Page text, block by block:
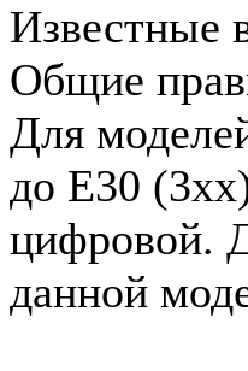
Известные
Общие
Для
до E30
цифровой.
данной